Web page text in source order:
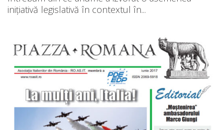
inițiativă legislativă în contextul în...